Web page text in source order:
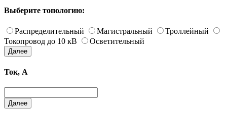
Выберите топологию:
Распределительный Магистральный
Троллейный
Токопровод до 10 кВ
Осветительный
Далее
Ток, А
Далее